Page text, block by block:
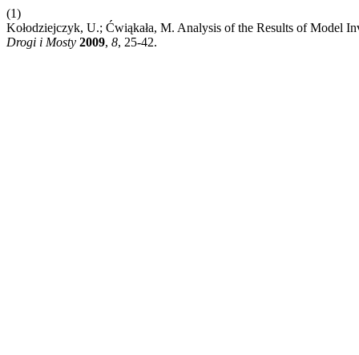
(1)
Kołodziejczyk, U.; Ćwiąkała, M. Analysis of the Results of Model
Drogi i Mosty 2009, 8, 25-42.